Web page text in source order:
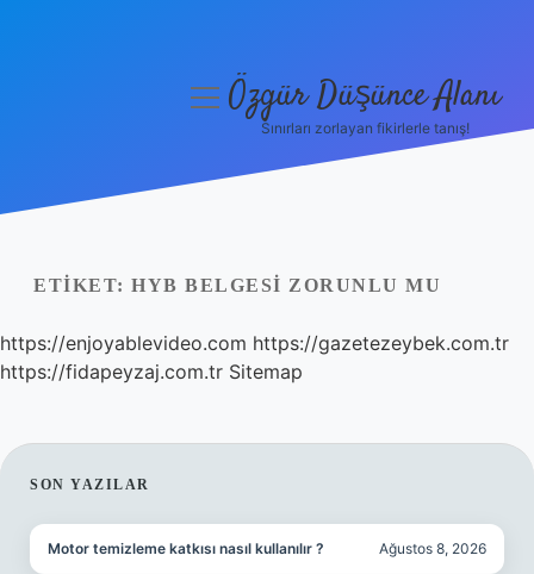
Yasal Uyarı
Hakkımızda
menüyüÖzgür Düşünce Alanı
Sınırları zorlayan fikirlerle tanış!
ETIKET: HYB BELGESI ZORUNLU MU
https://enjoyablevideo.com https://gazetezeybek.com.tr
https://fidapeyzaj.com.tr Sitemap
SIDEBAR
SON YAZILAR
Motor temizleme katkısı nasıl kullanılır ? Ağustos 8, 2026